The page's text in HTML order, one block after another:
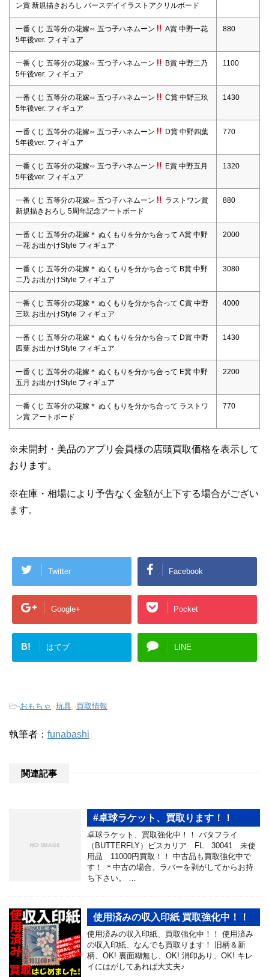
ン賞 新規描きおろし バースデイイラストアクリルボード
一番くじ 五等分の花嫁∽ 五つ子ハネムーン
A賞 中野一花
5年後ver. フィギュア
880
一番くじ 五等分の花嫁∽ 五つ子ハネムーン
B賞 中野二乃
5年後ver. フィギュア
1100
一番くじ 五等分の花嫁∽ 五つ子ハネムーン
C賞 中野三玖
5年後ver. フィギュア
1430
一番くじ 五等分の花嫁∽ 五つ子ハネムーン
D賞 中野四葉
5年後ver. フィギュア
770
一番くじ 五等分の花嫁∽ 五つ子ハネムーン
E賞 中野五月
5年後ver. フィギュア
1320
一番くじ 五等分の花嫁∽ 五つ子ハネムーン
ラストワン賞
新規描きおろし 5周年記念アートボード
880
一番くじ 五等分の花嫁＊ ぬくもりを分かち合って A賞 中野
一花 お出かけStyle フィギュア
2000
一番くじ 五等分の花嫁＊ ぬくもりを分かち合って B賞 中野
二乃 お出かけStyle フィギュア
3080
一番くじ 五等分の花嫁＊ ぬくもりを分かち合って C賞 中野
三玖 お出かけStyle フィギュア
4000
一番くじ 五等分の花嫁＊ ぬくもりを分かち合って D賞 中野
四葉 お出かけStyle フィギュア
1430
一番くじ 五等分の花嫁＊ ぬくもりを分かち合って E賞 中野
五月 お出かけStyle フィギュア
2200
一番くじ 五等分の花嫁＊ ぬくもりを分かち合って ラストワ
ン賞 アートボード
770
※未開封・美品のアプリ会員様の店頭買取価格を表示して
おります。
※在庫・相場により予告なく金額が上下する場合がござい
ます。
Twitter Facebook
Google+ Pocket
B! はてブ LINE
-おもちゃ 玩具 買取情報
執筆者： funabashi
関連記事
#卓球ラケット、買取ります！！
卓球ラケット、買取強化中！！ バタフライ
（BUTTERFLY）ビスカリア FL 30041 未使
用品 11000円買取！！ 中古品も買取強化中で
す！ ＊中古の場合、ラバーを剥がしてからお持
ち下さい。 …
使用済みの収入印紙 買取強化中！！
使用済みの収入印紙、買取強化中！！ 使用済み
の収入印紙、なんでも買取ります！ 旧柄＆新
柄、OK! 裏面糊無し、OK! 消印あり、OK! キレ
イにはがしてあれば大丈夫♪